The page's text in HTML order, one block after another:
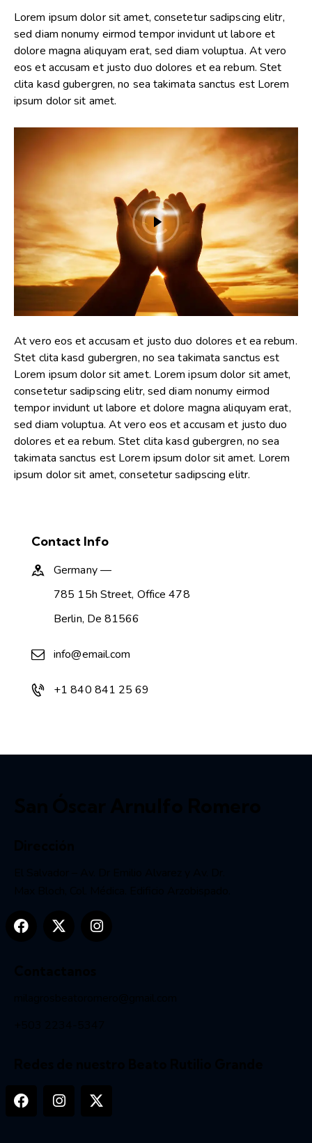
Lorem ipsum dolor sit amet, consetetur sadipscing elitr,
sed diam nonumy eirmod tempor invidunt ut labore et
dolore magna aliquyam erat, sed diam voluptua. At vero
eos et accusam et justo duo dolores et ea rebum. Stet
clita kasd gubergren, no sea takimata sanctus est Lorem
ipsum dolor sit amet.
At vero eos et accusam et justo duo dolores et ea rebum.
Stet clita kasd gubergren, no sea takimata sanctus est
Lorem ipsum dolor sit amet. Lorem ipsum dolor sit amet,
consetetur sadipscing elitr, sed diam nonumy eirmod
tempor invidunt ut labore et dolore magna aliquyam erat,
sed diam voluptua. At vero eos et accusam et justo duo
dolores et ea rebum. Stet clita kasd gubergren, no sea
takimata sanctus est Lorem ipsum dolor sit amet. Lorem
ipsum dolor sit amet, consetetur sadipscing elitr.
Contact Info
Germany —
785 15h Street, Office 478
Berlin, De 81566
info@email.com
+1 840 841 25 69